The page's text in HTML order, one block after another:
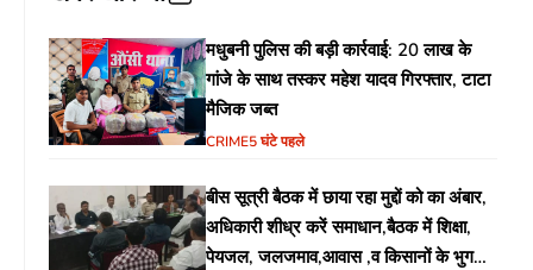
मधुबनी पुलिस की बड़ी कार्रवाई: 20 लाख के
गांजे के साथ तस्कर महेश यादव गिरफ्तार, टाटा
मैजिक जब्त
CRIME5 घंटे पहले
बीस सूत्री बैठक में छाया रहा मुद्दों को का अंबार,
अधिकारी शीध्र करें समाधान,बैठक में शिक्षा,
पेयजल, जलजमाव,आवास ,व किसानों के भुगतान